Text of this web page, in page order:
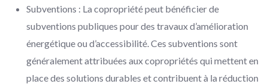
Subventions : La copropriété peut bénéficier de
subventions publiques pour des travaux d’amélioration
énergétique ou d’accessibilité. Ces subventions sont
généralement attribuées aux copropriétés qui mettent en
place des solutions durables et contribuent à la réduction